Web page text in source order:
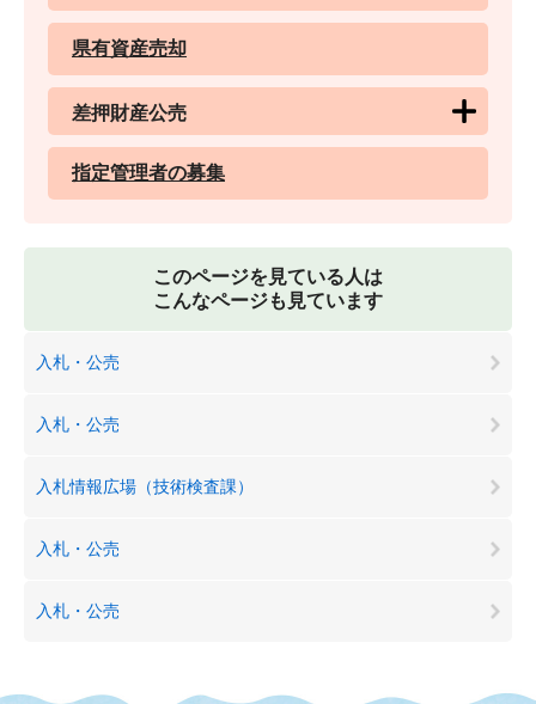
県有資産売却
差押財産公売
指定管理者の募集
このページを見ている人は
こんなページも見ています
入札・公売
入札・公売
入札情報広場（技術検査課）
入札・公売
入札・公売